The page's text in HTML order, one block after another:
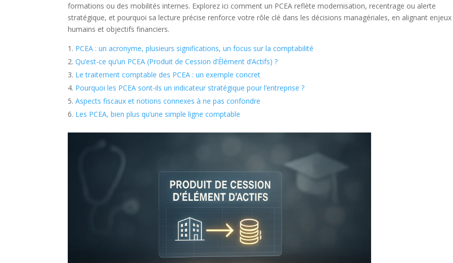
formations ou des mobilités internes. Explorez ici comment un PCEA reflète modernisation, recentrage ou alerte
stratégique, et pourquoi sa lecture précise renforce votre rôle clé dans les décisions managériales, en alignant enjeux
humains et objectifs financiers.
PCEA : un acronyme, plusieurs significations, un focus sur la comptabilité
Qu’est-ce qu’un PCEA (Produit de Cession d’Élément d’Actifs) ?
Le traitement comptable des PCEA : un exemple concret
Pourquoi les PCEA sont-ils un indicateur stratégique pour l’entreprise ?
Aspects fiscaux et notions connexes à ne pas confondre
Les PCEA, bien plus qu’une simple ligne comptable